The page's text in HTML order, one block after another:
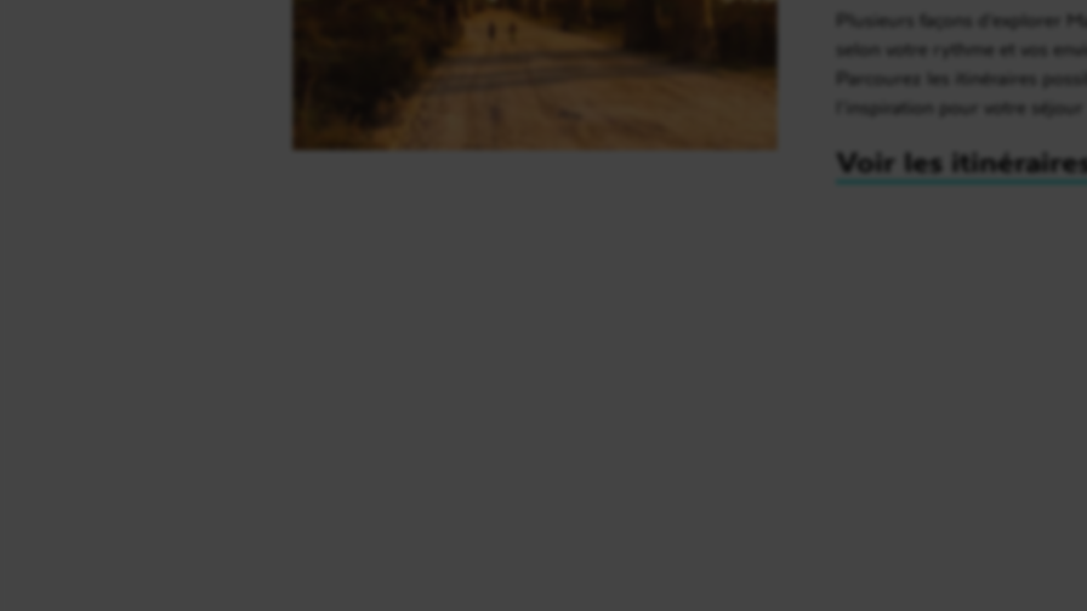
Plusieurs façons d’explorer
selon votre rythme et vos
Parcourez les itinéraires
l’inspiration pour votre séjour
Voir les